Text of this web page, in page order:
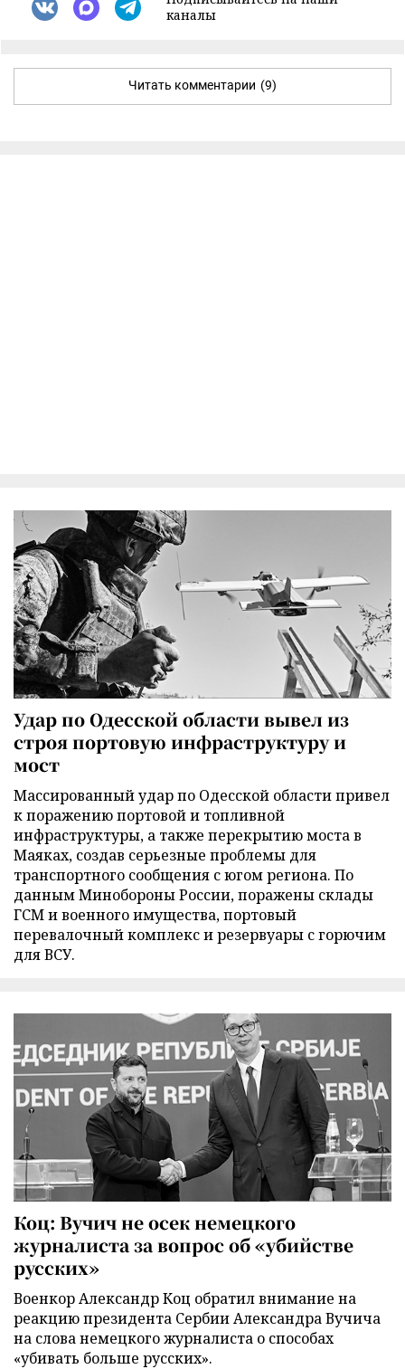
каналы
Читать комментарии (9)
Удар по Одесской области вывел из
строя портовую инфраструктуру и
мост
Массированный удар по Одесской области привел
к поражению портовой и топливной
инфраструктуры, а также перекрытию моста в
Маяках, создав серьезные проблемы для
транспортного сообщения с югом региона. По
данным Минобороны России, поражены склады
ГСМ и военного имущества, портовый
перевалочный комплекс и резервуары с горючим
для ВСУ.
Коц: Вучич не осек немецкого
журналиста за вопрос об «убийстве
русских»
Военкор Александр Коц обратил внимание на
реакцию президента Сербии Александра Вучича
на слова немецкого журналиста о способах
«убивать больше русских».